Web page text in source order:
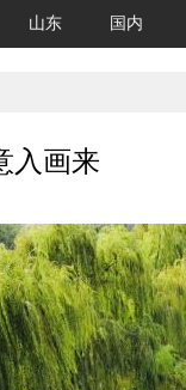
山东 国内
入画来